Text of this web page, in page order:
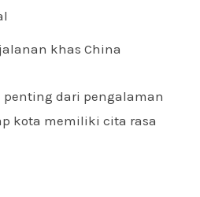
khas China
dari pengalaman
kota memiliki cita rasa